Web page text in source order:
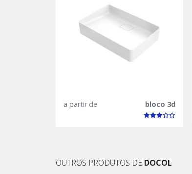
a partir de bloco 3d
OUTROS PRODUTOS DE DOCOL